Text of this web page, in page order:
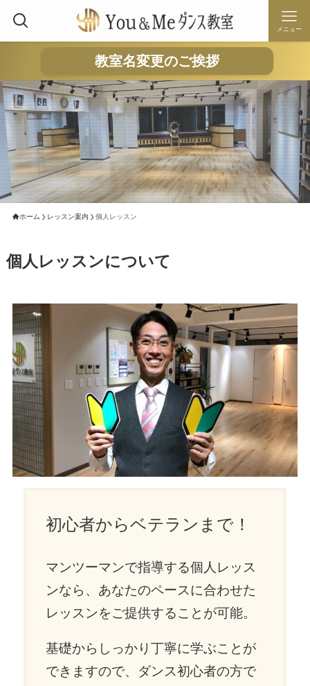
メニュー
教室名変更のご挨拶
ホーム レッスン案内 個人レッスン
個人レッスンについて
初心者からベテランまで！
マンツーマンで指導する個人レッス
ンなら、あなたのペースに合わせた
レッスンをご提供することが可能。
基礎からしっかり丁寧に学ぶことが
できますので、ダンス初心者の方で